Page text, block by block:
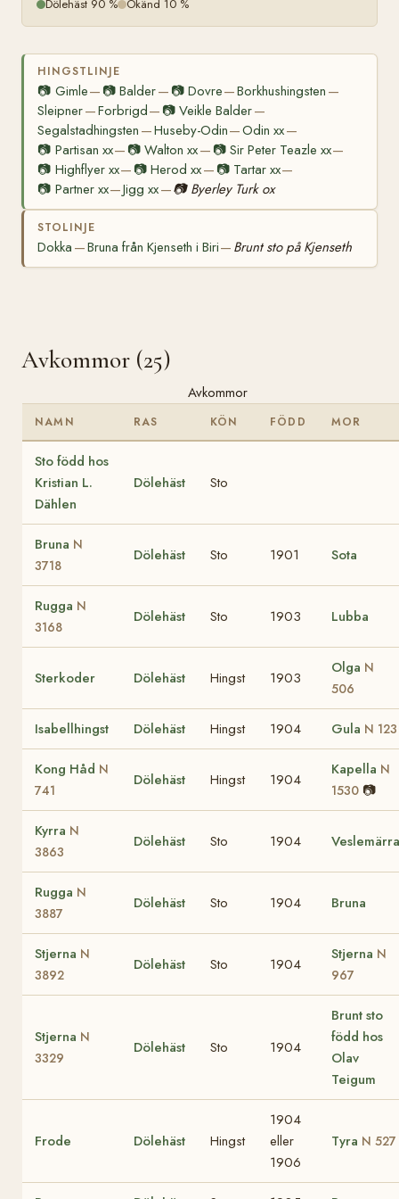
Dölehäst 90 % Okänd 10 %
HINGSTLINJE
📷 Gimle— 📷Balder— 📷 Dovre—Borkhushingsten —
Sleipner—Forbrigd— 📷Veikle Balder—
Segalstadhingsten —Huseby-Odin—Odin xx—
📷 Partisan xx— 📷Walton xx— 📷 Sir Peter Teazle xx—
📷 Highflyer xx— 📷Herod xx— 📷 Tartar xx—
📷 Partner xx—Jigg xx—📷 Byerley Turk ox
STOLINJE
Dokka —Bruna från Kjenseth i Biri— Brunt sto på Kjenseth
Avkommor (25)
Avkommor
NAMN RAS KÖN FÖDD MOR
Sto född hos
Kristian L.
Dählen
Dölehäst Sto
Bruna N
3718
Dölehäst Sto 1901 Sota
Rugga N
3168
Dölehäst Sto 1903 Lubba
Sterkoder Dölehäst Hingst 1903
Olga N
506
Isabellhingst Dölehäst Hingst 1904 Gula N 123
Kong Håd N
741
Dölehäst Hingst 1904
Kapella N
1530 📷
Kyrra N
3863
Dölehäst Sto 1904 Veslemärra
Rugga N
3887
Dölehäst Sto 1904 Bruna
Stjerna N
3892
Dölehäst Sto 1904
Stjerna N
967
Stjerna N
3329
Dölehäst Sto 1904
Brunt sto
född hos
Olav
Teigum
Frode Dölehäst Hingst
1904
eller
1906
Tyra N 527